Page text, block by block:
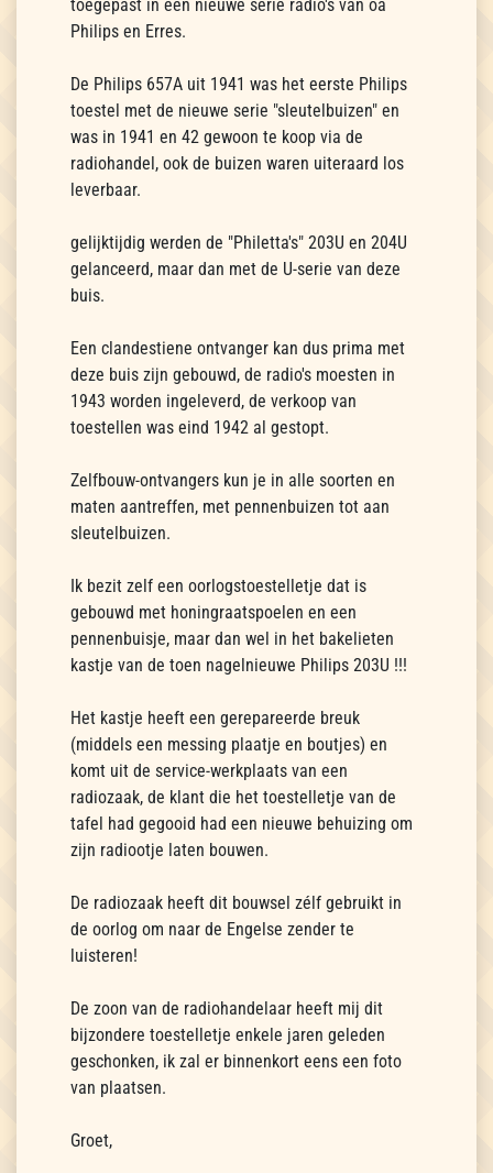
toegepast in een nieuwe serie radio's van oa
Philips en Erres.
De Philips 657A uit 1941 was het eerste Philips
toestel met de nieuwe serie "sleutelbuizen" en
was in 1941 en 42 gewoon te koop via de
radiohandel, ook de buizen waren uiteraard los
leverbaar.
gelijktijdig werden de "Philetta's" 203U en 204U
gelanceerd, maar dan met de U-serie van deze
buis.
Een clandestiene ontvanger kan dus prima met
deze buis zijn gebouwd, de radio's moesten in
1943 worden ingeleverd, de verkoop van
toestellen was eind 1942 al gestopt.
Zelfbouw-ontvangers kun je in alle soorten en
maten aantreffen, met pennenbuizen tot aan
sleutelbuizen.
Ik bezit zelf een oorlogstoestelletje dat is
gebouwd met honingraatspoelen en een
pennenbuisje, maar dan wel in het bakelieten
kastje van de toen nagelnieuwe Philips 203U !!!
Het kastje heeft een gerepareerde breuk
(middels een messing plaatje en boutjes) en
komt uit de service-werkplaats van een
radiozaak, de klant die het toestelletje van de
tafel had gegooid had een nieuwe behuizing om
zijn radiootje laten bouwen.
De radiozaak heeft dit bouwsel zélf gebruikt in
de oorlog om naar de Engelse zender te
luisteren!
De zoon van de radiohandelaar heeft mij dit
bijzondere toestelletje enkele jaren geleden
geschonken, ik zal er binnenkort eens een foto
van plaatsen.
Groet,